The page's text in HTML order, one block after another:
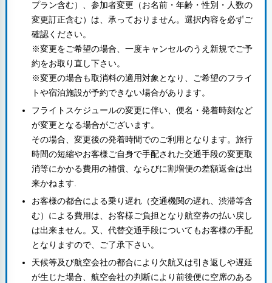
プラン含む）、参加者変更（お名前・年齢・性別・人数の
変更訂正含む）は、承っておりません。選択内容を必ずご
確認ください。
※変更をご希望の場合、一度キャンセルのうえ新規でご予
約をお取り直し下さい。
※変更の場合も取消料の適用対象となり、ご希望のフライ
トや宿泊施設が予約できない場合があります。
フライトスケジュールの変更に伴い、便名・発着時刻など
が変更となる場合がございます。
その場合、変更後の発着時間でのご利用となります。旅行
時間の短縮やお客様ご自身で手配された交通手段の変更取
消等にかかる費用の補償、ならびに割増便の差額返金は出
来かねます.
お客様の都合による乗り遅れ（交通機関の遅れ、渋滞等含
む）による費用は、お客様ご負担となり航空券の払い戻し
は出来ません。又、代替交通手段についてもお客様の手配
となりますので、ご了承下さい。
天候等及び航空会社の都合により欠航又は引き返しや遅延
が生じた場合、航空会社の判断により前後便に空席のある